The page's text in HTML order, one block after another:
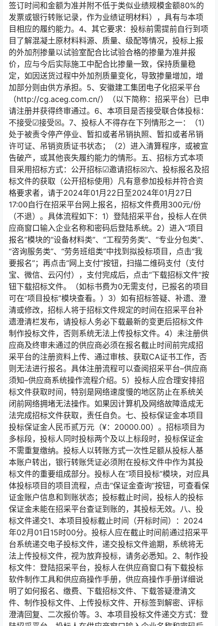
签订时间和金额为准并附不低于类似业绩规模金额80%的
发票或银行转账记录，作为业绩证明材料），具有与本项
目相应的履约能力。4、其它要求：投标前需提前自行到项
目了解混凝土原材料料源、质量、级配等情况，投标上报
的外加剂掺量以试验室配合比试验合格的掺量为准并报
价，应与今后实际施工中配合比掺量一致，保持质量稳
定，如因送货过程中外加剂质量变化，导致掺量增加，增
加部分则由供方承担。5、安徽建工集团电子化招采平台
（http://cg.aceg.com.cn/）（以下简称：招采平台）已申
请注册并获得终审通过。6、本项目是否接受联合体投标：
不接受☑接受☒。7、投标人不得存在下列情形之一：（1）
处于被责令停产停业、暂扣或者吊销执照、暂扣或者吊销
许可证、吊销资质证书状态；（2）进入清算程序，或被宣
告破产，或其他丧失履约能力的情形。五、招标方式本项
目采用招标方式：公开招标☑邀请招标☒六、投标报名及招
标文件的获取（公开招标使用）凡有意参加投标并符合资
格要求者，请于2024年01月22日至2024年01月27日
17:00自行在招采平台网上报名，招标文件费用300元/份
（不退）。具体流程如下：1）登陆招采平台，投标人在供
应商窗口输入企业名称和密码后登陆系统。2）进入“项目
报名”模块的“设备材料类”、“工程劳务类”、“专业分包类”、
“咨询服务类”、“劳务班组类”中找到拟投标项目，点击“我
要报名”；再点击“网上支付”按钮，扫描二维码支付（支付
宝、微信、云闪付），支付完成后，点击“下载招标文件”按
钮下载招标文件。（如标书费为0无需支付，已报名的项目
可在“项目投标”模块查看。）3）如有招标答疑、补遗、澄
清或修改，招标人将于招标文件规定的时间在招采平台补
遗澄清栏发布，请投标人务必下载最新的变更后招标文件
制作投标文件，否则系统无法上传投标文件。4）未注册供
应商及终审未通过的供应商必须在报名截止时间前完成招
采平台的注册资料上传、通过审核、获取CA证书工作，否
则无法进行报名。具体注册流程可以查阅招采平台–供应商
须知–供应商系统操作流程介绍。5）投标人应合理安排招
标文件获取时间，特别是网络速度慢的地区防止在系统关
闭前网络拥堵无法操作。如果因计算机及网络故障造成无
法完成招标文件获取，责任自负。七、投标保证金本项目
投标保证金人民币贰万元（¥：20000.00）。招标项目为
多标段，投标人同时投标两个及以上标段时，投标保证金
不需重复缴纳。投标人以转账方式一次性足额从投标人基
本账户转出，银行转账凭证必须附在投标文件中作为其投
标文件的重要组成部分。投标人在“项目投标”模块，对应具
体投标项目的项目流程，点击“保证金查询”按钮，可查看保
证金账户信息和到账状态；投标截止时间，投标人的投标
保证金未能在招采平台查证到账的，其投标无效。八、投
标文件递交1、本项目投标截止时间（开标时间）：2024
年02月01日15时00分。投标人应在截止时间前通过招采平
台系统递交电子投标文件，递交投标文件逾期，系统将无
法上传投标文件，视为放弃投标，请务必悉知。2、制作投
标文件：登陆招采平台，投标人在供应商窗口有下载投标
软件制作工具和供应商操作手册，供应商操作手册详细说
明了如何报名、缴费、下载招标文件、下载答疑澄清文
件、制作投标文件、上传投标文件、开标签到解密、评标
澄清回复、二次报价等。3、本项目投标文件递交方式：登